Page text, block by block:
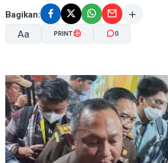
Bagikan:
Aa
A- A+
PRINT 0